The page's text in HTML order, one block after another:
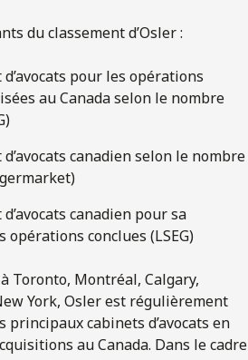
du classement d’Osler :
pour les opérations
au Canada selon le nombre
canadien selon le nombre
canadien pour sa
conclues (LSEG)
Toronto, Montréal, Calgary,
York, Osler est régulièrement
principaux cabinets d’avocats en
au Canada. Dans le cadre